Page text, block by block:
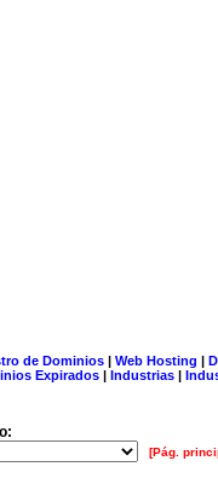
de Dominios| Web Hosting |
Expirados | Industrias |
[Pág.